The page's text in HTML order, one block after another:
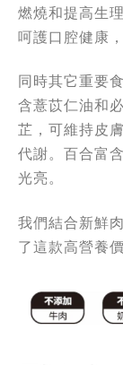
燃燒和提高生
呵護口腔健康
同時其它重要
含薏苡仁油和
芷，可維持皮
代謝。百合富
光亮。
我們結合新鮮
了這款高營養